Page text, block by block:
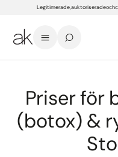
Legitimerade, auktoriserade och
Priser för
(botox) &